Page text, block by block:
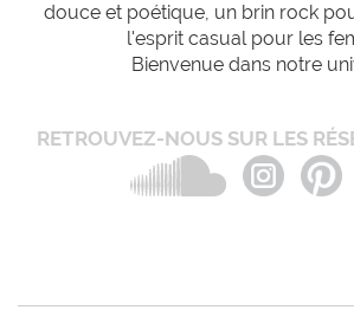
douce et poétique, un brin rock
l'esprit casual pour les
Bienvenue dans notre
RETROUVEZ-NOUS SUR LES